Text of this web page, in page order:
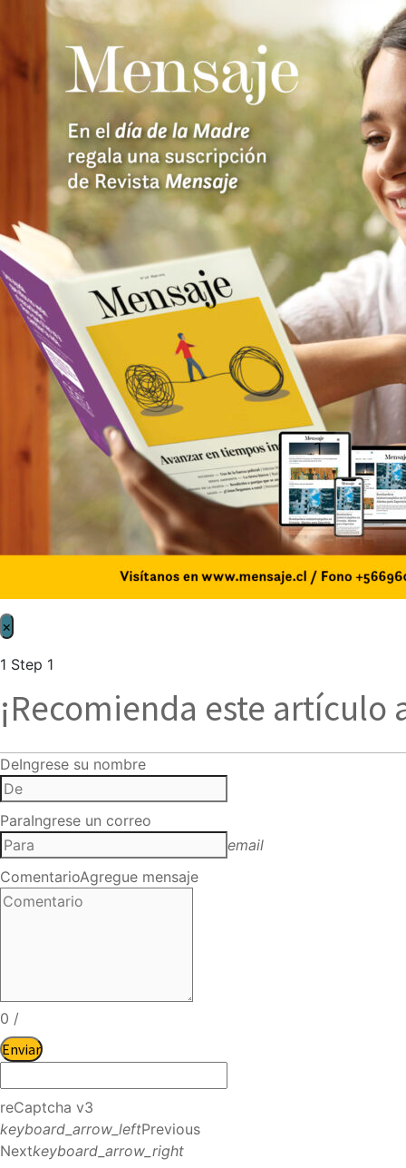
×
1 Step 1
¡Recomienda este artículo
DeIngrese su nombre
ParaIngrese un correo
email
ComentarioAgregue mensaje
0 /
Enviar
reCaptcha v3
keyboard_arrow_leftPrevious
Nextkeyboard_arrow_right